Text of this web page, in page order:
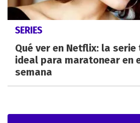
SERIES
Qué ver en Netflix: la serie
ideal para maratonear en
semana